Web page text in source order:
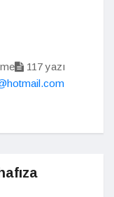
117 yazı